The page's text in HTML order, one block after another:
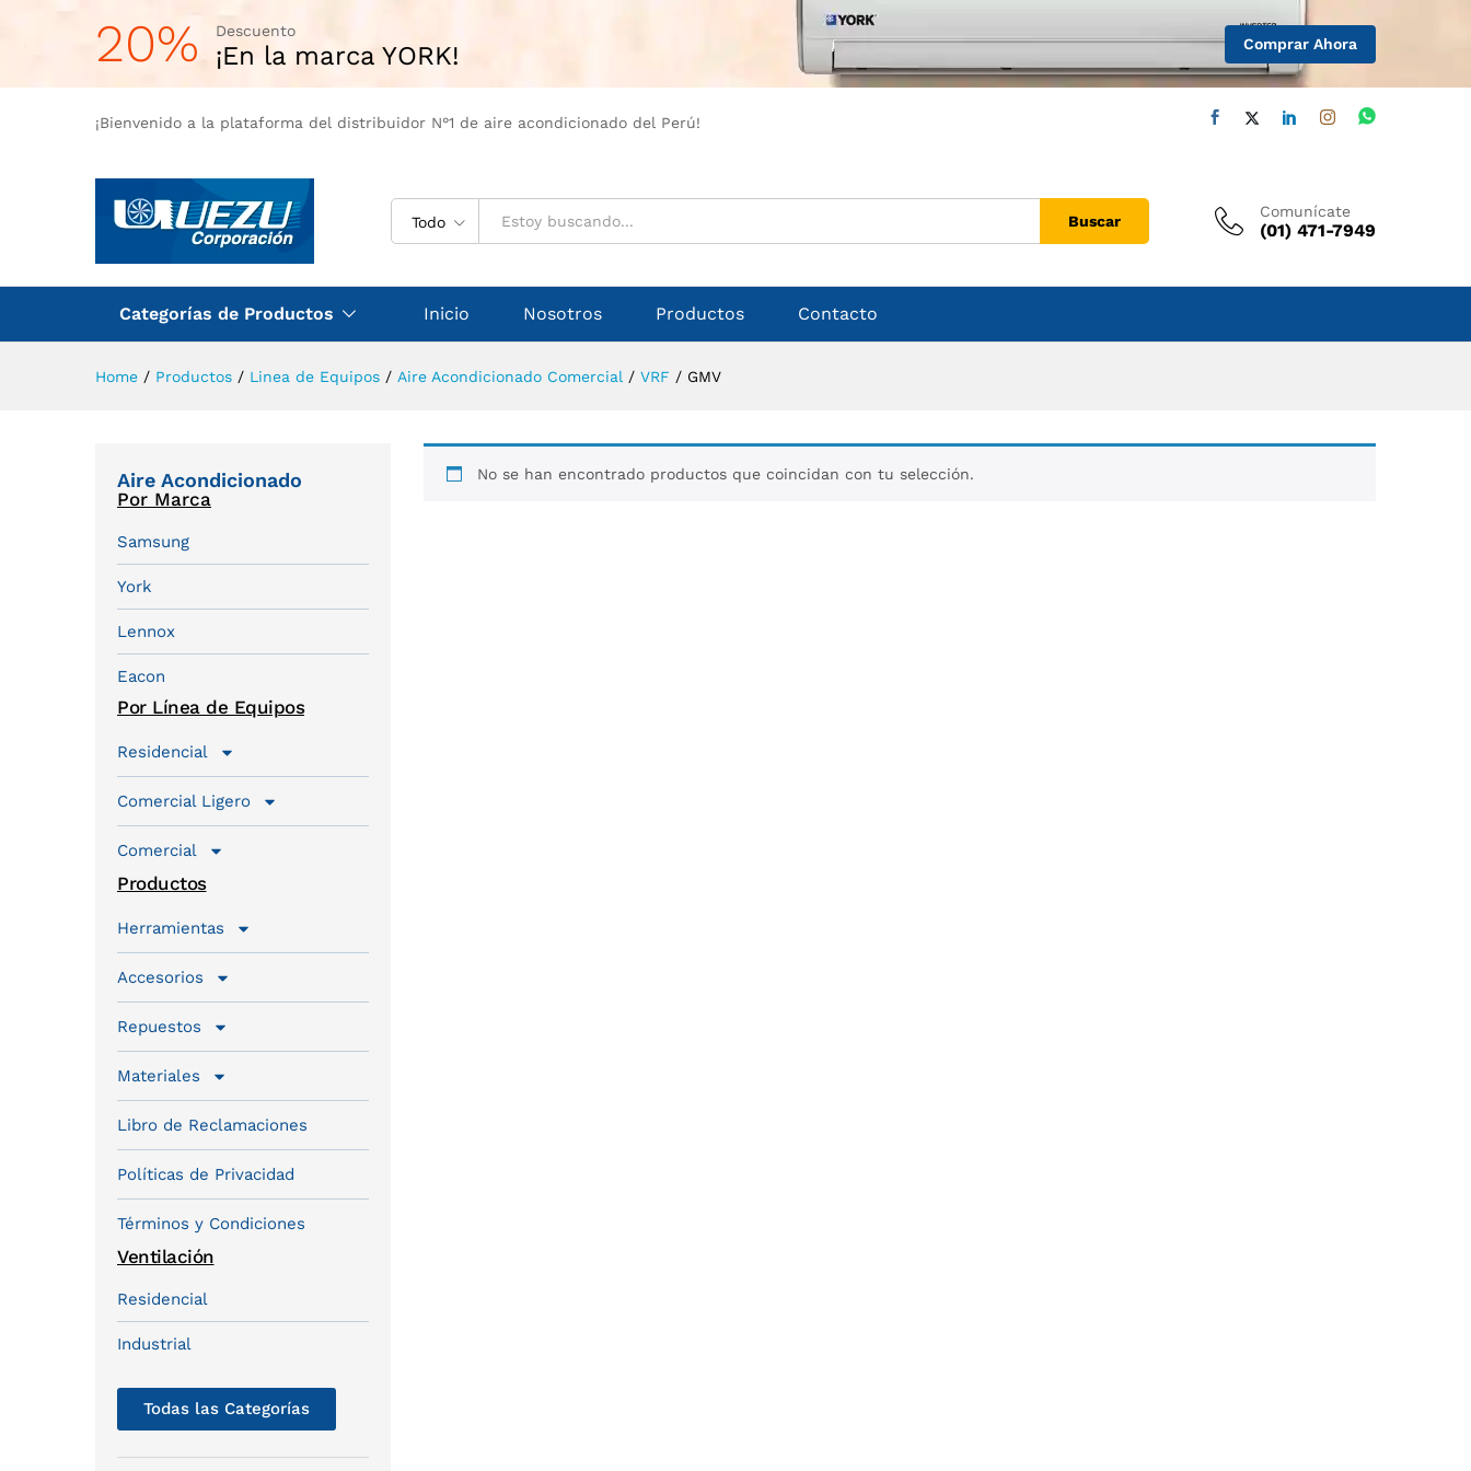
20% Descuento
¡En la marca YORK! Comprar Ahora
¡Bienvenido a la plataforma del distribuidor N°1 de aire acondicionado del Perú!
Todo Buscar
Comunícate
(01) 471-7949
Categorías de Productos Inicio Nosotros Productos Contacto
Home / Productos / Linea de Equipos / Aire Acondicionado Comercial / VRF / GMV
No se han encontrado productos que coincidan con tu selección.
Aire Acondicionado
Por Marca
Samsung
York
Lennox
Eacon
Por Línea de Equipos
Residencial
Comercial Ligero
Comercial
Productos
Herramientas
Accesorios
Repuestos
Materiales
Libro de Reclamaciones
Políticas de Privacidad
Términos y Condiciones
Ventilación
Residencial
Industrial
Todas las Categorías